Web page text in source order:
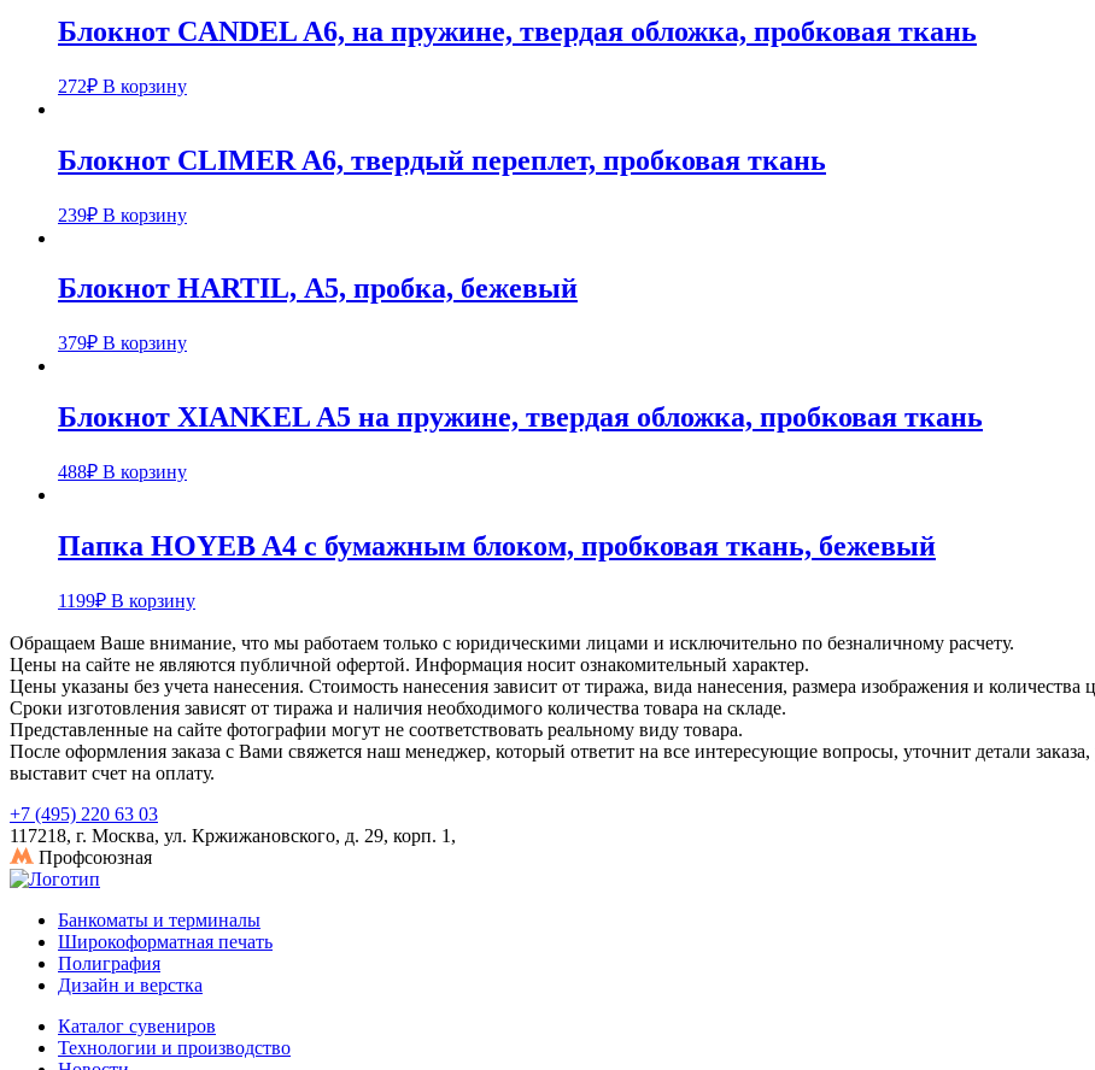
Блокнот CANDEL A6, на пружине, твердая обложка, пробковая ткань
272₽ В корзину
Блокнот CLIMER A6, твердый переплет, пробковая ткань
239₽ В корзину
Блокнот HARTIL, А5, пробка, бежевый
379₽ В корзину
Блокнот XIANKEL A5 на пружине, твердая обложка, пробковая ткань
488₽ В корзину
Папка HOYEB A4 с бумажным блоком, пробковая ткань, бежевый
1199₽ В корзину
Обращаем Ваше внимание, что мы работаем только с юридическими лицами и исключительно по безналичному расчету.
Цены на сайте не являются публичной офертой. Информация носит ознакомительный характер.
Цены указаны без учета нанесения. Стоимость нанесения зависит от тиража, вида нанесения, размера изображения и количества
Сроки изготовления зависят от тиража и наличия необходимого количества товара на складе.
Представленные на сайте фотографии могут не соответствовать реальному виду товара.
После оформления заказа с Вами свяжется наш менеджер, который ответит на все интересующие вопросы, уточнит детали
выставит счет на оплату.
+7 (495) 220 63 03
117218, г. Москва, ул. Кржижановского, д. 29, корп. 1,
Профсоюзная
Банкоматы и терминалы
Широкоформатная печать
Полиграфия
Дизайн и верстка
Каталог сувениров
Технологии и производство